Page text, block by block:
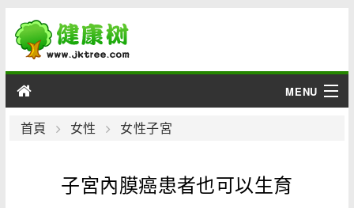
MENU
男性
首頁 女性 女性子宮
子宮內膜癌患者也可以生育